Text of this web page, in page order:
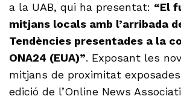
a la UAB, qui ha presentat: “El
mitjans locals amb l’arribada
Tendències presentades a la
ONA24 (EUA)”. Exposant les
mitjans de proximitat
edició de l’Online News